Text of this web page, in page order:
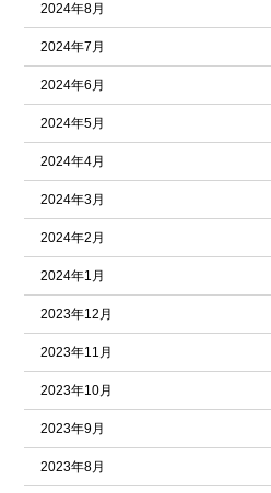
2024年8月
2024年7月
2024年6月
2024年5月
2024年4月
2024年3月
2024年2月
2024年1月
2023年12月
2023年11月
2023年10月
2023年9月
2023年8月